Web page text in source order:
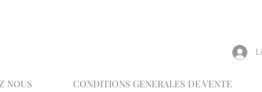
NOUS CONDITIONS GENERALES DE VENTE